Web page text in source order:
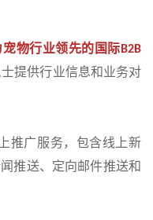
宠物行业领先的国际B2B
提供行业信息和业务对
推广服务，包含线上新
推送、定向邮件推送和